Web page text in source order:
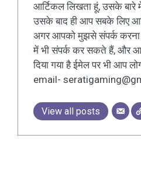
आर्टिकल लिखता हूं, उसके बारे
उसके बाद ही आप सबके लिए
अगर आपको मुझसे संपर्क
में भी संपर्क कर सकते हैं, और
दिया गया है ईमेल पर भी आप
email-
View all posts